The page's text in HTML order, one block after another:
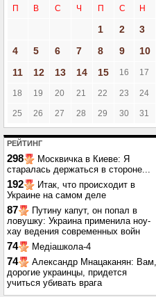
П В С Ч П С Н
1 2
3
4
5 6 7 8 9
10
11
12 13 14 15 16 17
18 19 20 21 22 23 24
25 26 27 28 29 30 31
РЕЙТИНГ
298
Москвичка в Киеве: Я
старалась держаться в стороне...
192
Итак, что происходит в
Украине на самом деле
87
Путину капут, он попал в
ловушку: Украина применила ноу-
хау ведения современных войн
74 Медіашкола-4
74
Александр Мнацаканян: Вам,
дорогие украинцы, придется
учиться убивать врага